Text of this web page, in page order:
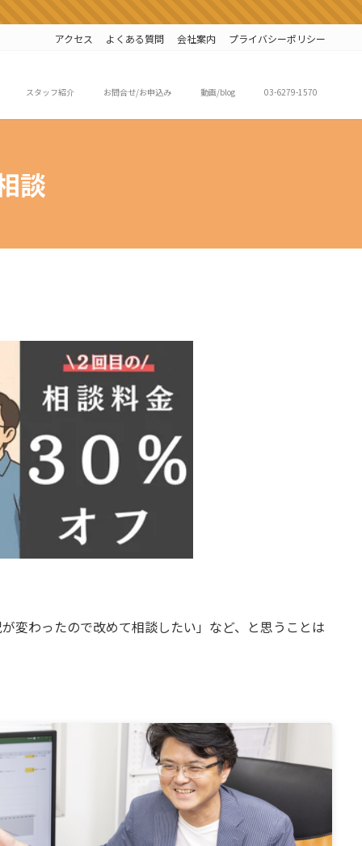
アクセス よくある質問 会社案内 プライバシーポリシー
スタッフ紹介 お問合せ/お申込み 動画/blog 03-6279-1570
談
変わったので改めて相談したい」など、と思うことは